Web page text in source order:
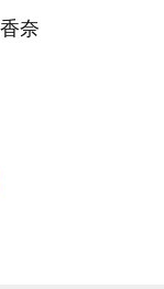
奈